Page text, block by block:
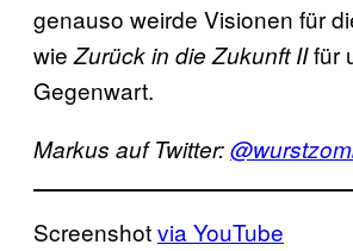
genauso weirde Visionen für
wie Zurück in die Zukunft IIfür
Gegenwart.
Markus auf Twitter:
Screenshotvia YouTube